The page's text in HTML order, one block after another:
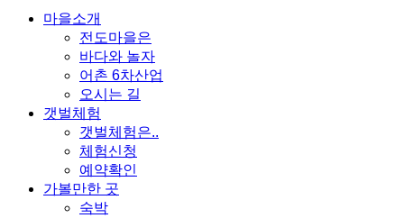
마을소개
전도마을은
바다와 놀자
어촌 6차산업
오시는 길
갯벌체험
갯벌체험은..
체험신청
예약확인
가볼만한 곳
숙박